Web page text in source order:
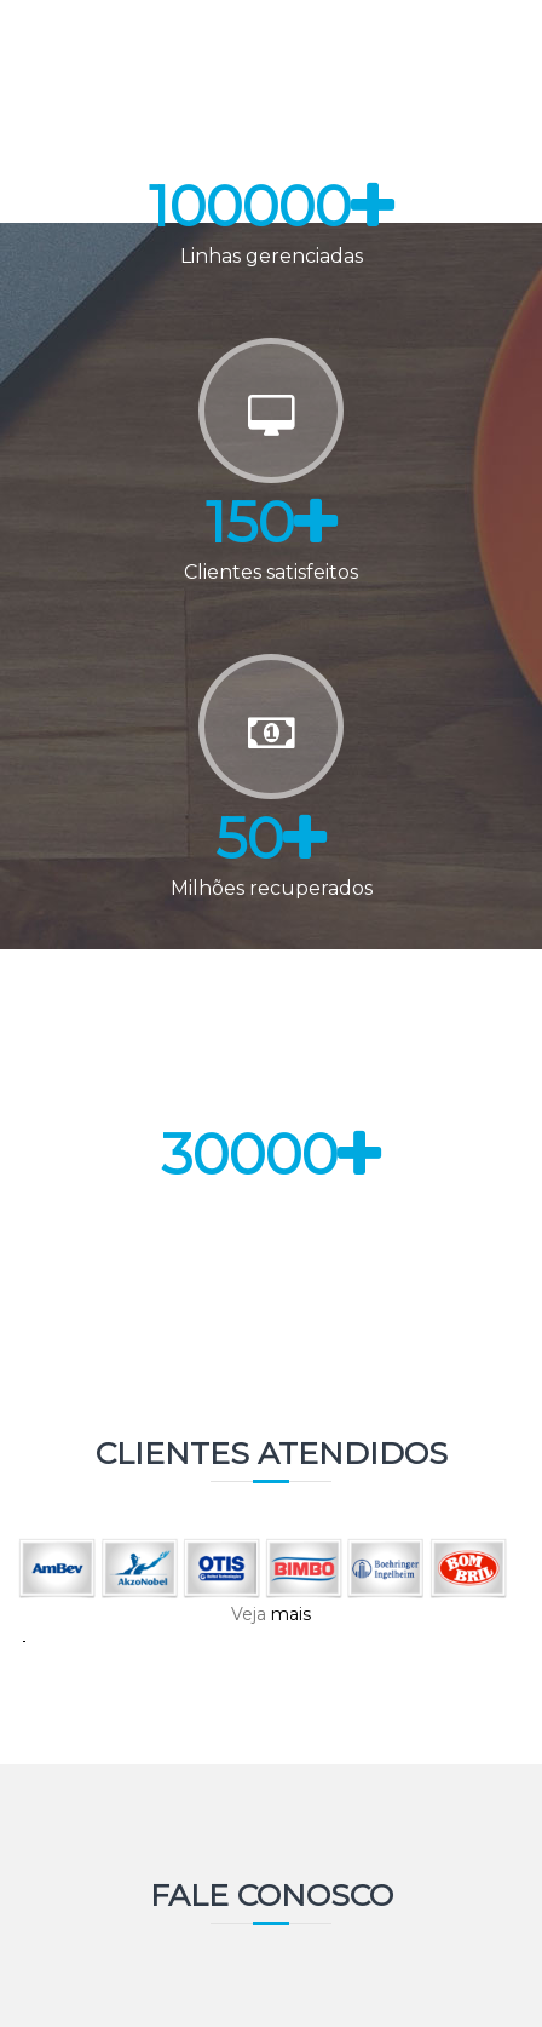
100000
Linhas gerenciadas
150
Clientes satisfeitos
50
Milhões recuperados
30000
CLIENTES ATENDIDOS
Veja mais
FALE CONOSCO